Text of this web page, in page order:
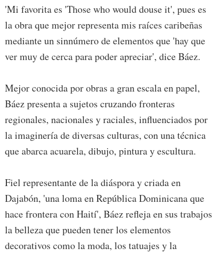
'Mi favorita es 'Those who would douse it', pues es
la obra que mejor representa mis raíces caribeñas
mediante un sinnúmero de elementos que 'hay que
ver muy de cerca para poder apreciar', dice Báez.
Mejor conocida por obras a gran escala en papel,
Báez presenta a sujetos cruzando fronteras
regionales, nacionales y raciales, influenciados por
la imaginería de diversas culturas, con una técnica
que abarca acuarela, dibujo, pintura y escultura.
Fiel representante de la diáspora y criada en
Dajabón, 'una loma en República Dominicana que
hace frontera con Haití', Báez refleja en sus trabajos
la belleza que pueden tener los elementos
decorativos como la moda, los tatuajes y la